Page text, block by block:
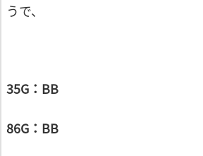
うで、
35G：BB
86G：BB